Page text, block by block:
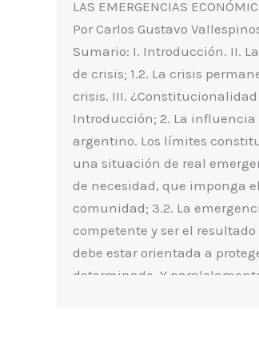
LAS EMERGENCIAS
Por Carlos Gustavo
Sumario: I. Introducción. II.
de crisis; 1.2. La crisis
crisis. III.
Introducción; 2. La influencia
argentino. Los límites
una situación de real
de necesidad, que imponga
comunidad; 3.2. La
competente y ser el
debe estar orientada a
determinado. Y